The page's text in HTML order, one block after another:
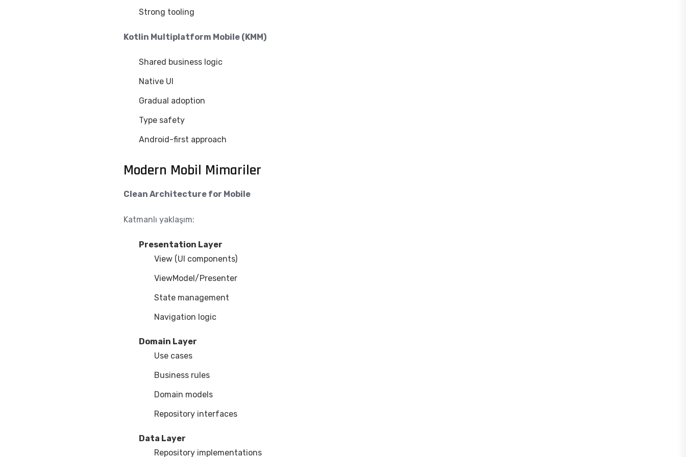
Strong tooling
Kotlin Multiplatform Mobile (KMM)
Shared business logic
Native UI
Gradual adoption
Type safety
Android-first approach
Modern Mobil Mimariler
Clean Architecture for Mobile
Katmanlı yaklaşım:
Presentation Layer
View (UI components)
ViewModel/Presenter
State management
Navigation logic
Domain Layer
Use cases
Business rules
Domain models
Repository interfaces
Data Layer
Repository implementations